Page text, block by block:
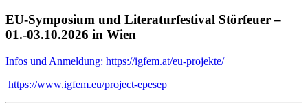
EU-Symposium und Literaturfestival Störfeuer –
01.-03.10.2026 in Wien
Infos und Anmeldung: https://igfem.at/eu-projekte/
https://www.igfem.eu/project-epesep